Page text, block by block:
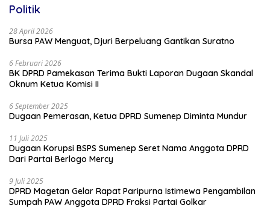
Politik
28 April 2026
Bursa PAW Menguat, Djuri Berpeluang Gantikan Suratno
6 Februari 2026
BK DPRD Pamekasan Terima Bukti Laporan Dugaan Skandal
Oknum Ketua Komisi II
6 September 2025
Dugaan Pemerasan, Ketua DPRD Sumenep Diminta Mundur
11 Juli 2025
Dugaan Korupsi BSPS Sumenep Seret Nama Anggota DPRD
Dari Partai Berlogo Mercy
9 Juli 2025
DPRD Magetan Gelar Rapat Paripurna Istimewa Pengambilan
Sumpah PAW Anggota DPRD Fraksi Partai Golkar